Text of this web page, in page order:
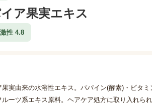
ア果実エキス
性 4.8
果実由来の水溶性エキス。パパイン(酵素)・ビタ
ルーツ系エキス原料。ヘアケア処方に取り入れら